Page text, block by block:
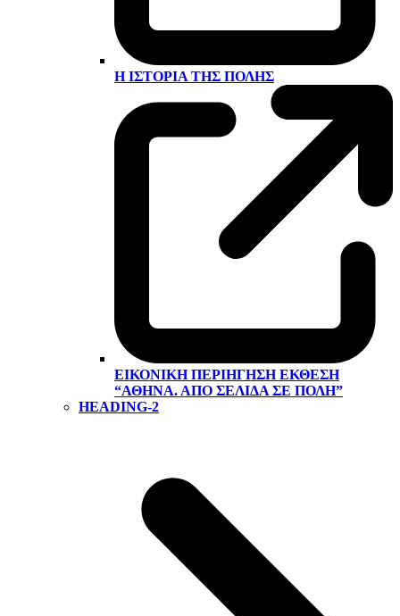
Η ΙΣΤΟΡΊΑ ΤΗΣ ΠΌΛΗΣ
ΕΙΚΟΝΙΚΉ ΠΕΡΙΉΓΗΣΗ ΕΚΘΕΣΗ
“ΑΘΉΝΑ. ΑΠΌ ΣΕΛΊΔΑ ΣΕ ΠΌΛΗ”
HEADING-2